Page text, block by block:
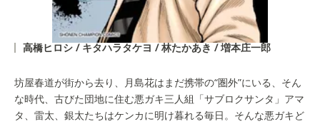
高橋ヒロシ / キタハラタケヨ / 林たかあき / 増本庄一郎
坊屋春道が街から去り、月島花はまだ携帯の“圏外”にいる、そん
な時代、古びた団地に住む悪ガキ三人組「サブロクサンタ」アマ
タ、雷太、銀太たちはケンカに明け暮れる毎日。そんな悪ガキど